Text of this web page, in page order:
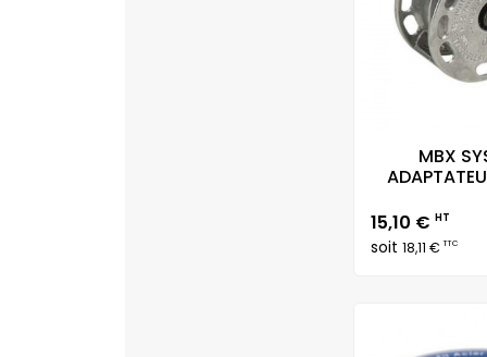
MBX
Prix
15,10 € HT
soit 18,11 €TTC